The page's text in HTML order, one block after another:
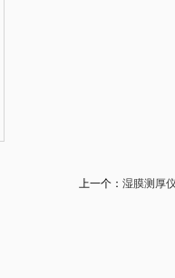
上一个： 湿膜测厚